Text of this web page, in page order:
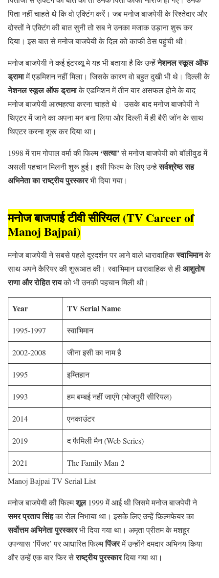
पिता नहीं चाहते थे कि वो एक्टिंग करें। जब मनोज बाजपेयी के रिश्तेदार और
दोस्तों ने एक्टिंग की बात सुनी तो सब ने उनका मजाक उड़ाना शुरू कर
दिया। इस बात से मनोज बाजपेयी के दिल को काफी ठेस पहुंची थी।
मनोज बाजपेयी ने कई इंटरव्यू मे यह भी बताया है कि उन्हेंनेशनल स्कूल ऑफ
ड्रामामें एडमिशन नहीं मिला। जिसके कारण वो बहुत दुखी भी थे। दिल्ली के
नेशनल स्कूल ऑफ ड्रामाके एडमिशन में तीन बार असफल होने के बाद
मनोज बाजपेयी आत्महत्या करना चाहते थे। उसके बाद मनोज बाजपेयी ने
थिएटर में जाने का अपना मन बना लिया और दिल्ली में ही बैरी जॉन के साथ
थिएटर करना शुरू कर दिया था।
1998 में राम गोपाल वर्मा की फिल्म‘सत्या’से मनोज बाजपेयी को बॉलीवुड में
असली पहचान मिलनी शुरू हुई। इसी फिल्म के लिए उन्हेसर्वश्रेष्ठ सह
अभिनेता का राष्ट्रीय पुरस्कारभी दिया गया।
मनोज बाजपाई टीवी सीरियल (TV Career of
Manoj Bajpai)
मनोज बाजपेयी ने सबसे पहले दूरदर्शन पर आने वाले धारावाहिकस्वाभिमानके
साथ अपने कैरियर की शुरूआत की। स्वाभिमान धारावाहिक से हीआशुतोष
राणा और रोहित रायको भी उनकी पहचान मिली थी।
Year TV Serial Name
1995-1997 स्वाभिमान
2002-2008 जीना इसी का नाम है
1995 इम्तिहान
1993 हम बम्बई नहीं जाएंगे (भोजपुरी सीरियल)
2014 एनकाउंटर
2019 द फैमिली मैन (Web Series)
2021
The Family Man-2
Manoj Bajpai TV Serial List
मनोज बाजपेयी की फिल्मशूल1999 में आई थी जिसमे मनोज बाजपेयी ने
समर प्रताप सिंहका रोल निभाया था। इसके लिए उन्हें फ़िल्मफेयर का
सर्वोत्तम अभिनेता पुरस्कारभी दिया गया था। अमृता प्रीतम के मशहूर
उपन्यास ‘पिंजर’ पर आधारित फिल्मपिंजरमें उन्होंने दमदार अभिनय किया
और उन्हें एक बार फिर सेराष्ट्रीय पुरस्कारदिया गया था।